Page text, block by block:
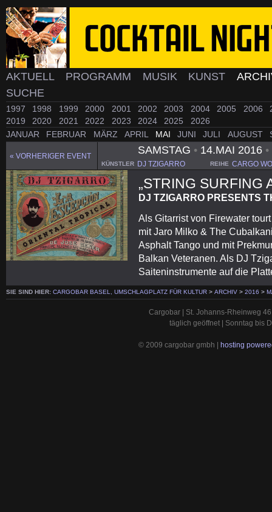
AKTUELL PROGRAMM MUSIK KUNST
SUCHE
1997 1998 1999 2000 2001 2002 2003 2004 2005 2006
2019
2020 2021 2022 2023 2024 2025
2026
JANUAR
FEBRUAR MÄRZ APRIL MAI JUNI JULI AUGUST
« VORHERIGER EVENT
SAMSTAG •14.MAI 2016 •
KÜNSTLER DJ TZIGARRO REIHE CARGO
„STRING SURFING
DJ TZIGARRO PRESENTS
Als Gitarrist von Firewater
mit Jaro Milko & The
Asphalt Tango und mit
Balkan Veteranen. Als DJ
Saiteninstrumente auf die
SIE SIND HIER: CARGOBAR BASEL, UMSCHLAGPLATZ FÜR KULTUR > ARCHIV > 2016 >
Cargobar | St. Johanns-Rheinweg
täglich geöffnet | Sonntag bis
© 2009 cargobar gmbh | hosting